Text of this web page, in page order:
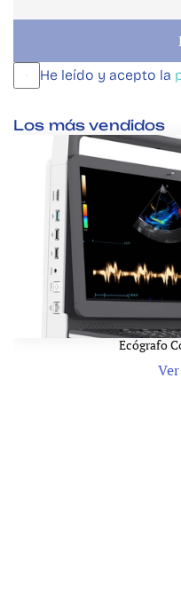
He leído y acepto la
Los más vendidos
Ecógrafo